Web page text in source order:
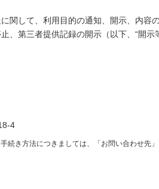
関して、利用目的の通知、開示、内容
、第三者提供記録の開示（以下、“開示
4
続き方法につきましては、「お問い合わせ先」